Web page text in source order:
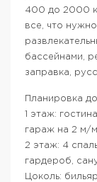
400 до 2000
все, что
бассейнами,
заправка,
Планировка
1 этаж:
гараж на 2 м/
2 этаж: 4
гардероб,
Цоколь: